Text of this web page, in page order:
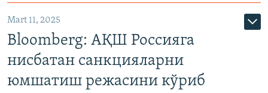
Mart 11, 2025
Bloomberg: АҚШ Россияга
нисбатан санкцияларни
юмшатиш режасини кўриб